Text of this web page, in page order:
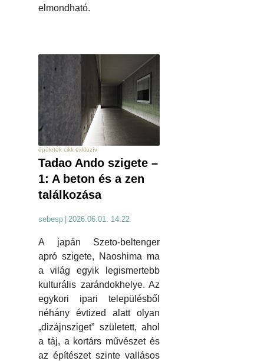
elmondható.
épületek cikk exkluzív
Tadao Ando szigete –
1: A beton és a zen
találkozása
sebesp 2026.06.01. 14:22
A japán Szeto-beltenger
apró szigete, Naoshima ma
a világ egyik legismertebb
kulturális zarándokhelye. Az
egykori ipari településből
néhány évtized alatt olyan
„dizájnsziget” született, ahol
a táj, a kortárs művészet és
az építészet szinte vallásos